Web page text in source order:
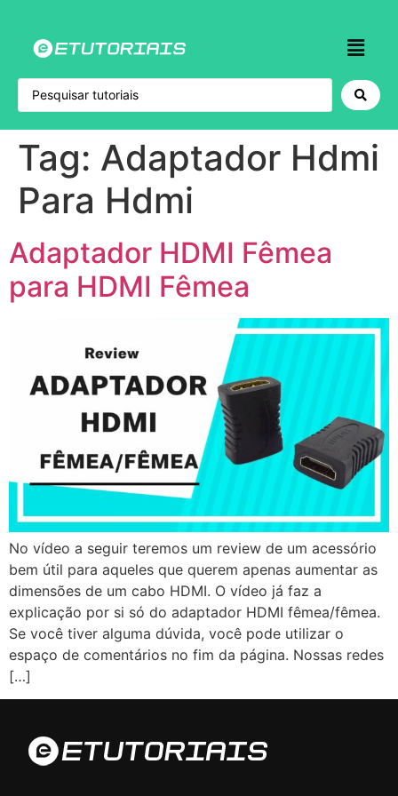
Tag: Adaptador Hdmi
Para Hdmi
Adaptador HDMI Fêmea
para HDMI Fêmea
No vídeo a seguir teremos um review de um acessório
bem útil para aqueles que querem apenas aumentar as
dimensões de um cabo HDMI. O vídeo já faz a
explicação por si só do adaptador HDMI fêmea/fêmea.
Se você tiver alguma dúvida, você pode utilizar o
espaço de comentários no fim da página. Nossas redes
[…]